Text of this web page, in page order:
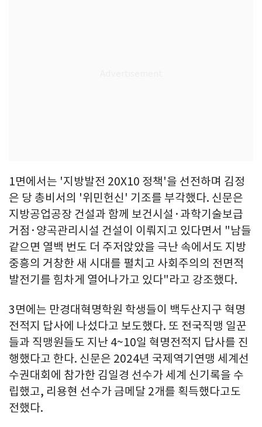
1면에서는 '지방발전 20X10 정책'을 선전하며 김정
은 당 총비서의 '위민헌신' 기조를 부각했다. 신문은
지방공업공장 건설과 함께 보건시설·과학기술보급
거점·양곡관리시설 건설이 이뤄지고 있다면서 "남들
같으면 열백 번도 더 주저앉았을 극난 속에서도 지방
중흥의 거창한 새 시대를 펼치고 사회주의의 전면적
발전기를 힘차게 열어나가고 있다"라고 강조했다.
3면에는 만경대혁명학원 학생들이 백두산지구 혁명
전적지 답사에 나섰다고 보도했다. 또 전국직맹 일꾼
들과 직맹원들도 지난 4~10일 혁명전적지 답사를 진
행했다고 한다. 신문은 2024년 국제역기연맹 세계선
수권대회에 참가한 김일경 선수가 세계 신기록을 수
립했고, 리용현 선수가 금메달 2개를 획득했다고도
전했다.